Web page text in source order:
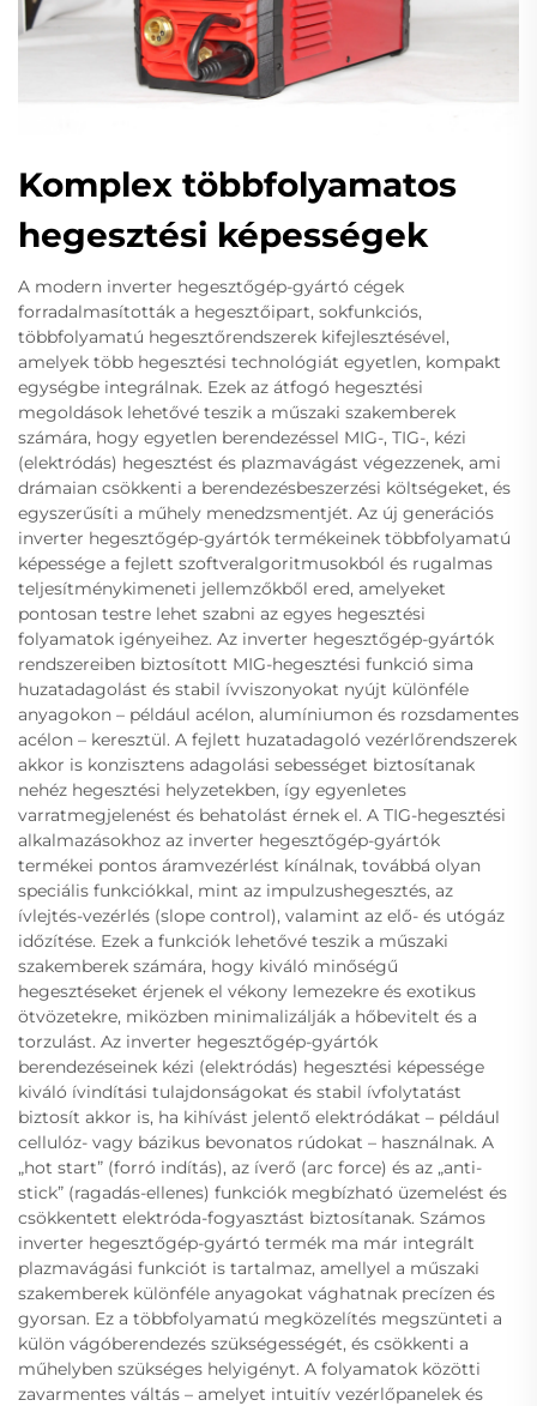
Komplex többfolyamatos
hegesztési képességek
A modern inverter hegesztőgép-gyártó cégek
forradalmasították a hegesztőipart, sokfunkciós,
többfolyamatú hegesztőrendszerek kifejlesztésével,
amelyek több hegesztési technológiát egyetlen, kompakt
egységbe integrálnak. Ezek az átfogó hegesztési
megoldások lehetővé teszik a műszaki szakemberek
számára, hogy egyetlen berendezéssel MIG-, TIG-, kézi
(elektródás) hegesztést és plazmavágást végezzenek, ami
drámaian csökkenti a berendezésbeszerzési költségeket, és
egyszerűsíti a műhely menedzsmentjét. Az új generációs
inverter hegesztőgép-gyártók termékeinek többfolyamatú
képessége a fejlett szoftveralgoritmusokból és rugalmas
teljesítménykimeneti jellemzőkből ered, amelyeket
pontosan testre lehet szabni az egyes hegesztési
folyamatok igényeihez. Az inverter hegesztőgép-gyártók
rendszereiben biztosított MIG-hegesztési funkció sima
huzatadagolást és stabil ívviszonyokat nyújt különféle
anyagokon – például acélon, alumíniumon és rozsdamentes
acélon – keresztül. A fejlett huzatadagoló vezérlőrendszerek
akkor is konzisztens adagolási sebességet biztosítanak
nehéz hegesztési helyzetekben, így egyenletes
varratmegjelenést és behatolást érnek el. A TIG-hegesztési
alkalmazásokhoz az inverter hegesztőgép-gyártók
termékei pontos áramvezérlést kínálnak, továbbá olyan
speciális funkciókkal, mint az impulzushegesztés, az
ívlejtés-vezérlés (slope control), valamint az elő- és utógáz
időzítése. Ezek a funkciók lehetővé teszik a műszaki
szakemberek számára, hogy kiváló minőségű
hegesztéseket érjenek el vékony lemezekre és exotikus
ötvözetekre, miközben minimalizálják a hőbevitelt és a
torzulást. Az inverter hegesztőgép-gyártók
berendezéseinek kézi (elektródás) hegesztési képessége
kiváló ívindítási tulajdonságokat és stabil ívfolytatást
biztosít akkor is, ha kihívást jelentő elektródákat – például
cellulóz- vagy bázikus bevonatos rúdokat – használnak. A
„hot start” (forró indítás), az íverő (arc force) és az „anti-
stick” (ragadás-ellenes) funkciók megbízható üzemelést és
csökkentett elektróda-fogyasztást biztosítanak. Számos
inverter hegesztőgép-gyártó termék ma már integrált
plazmavágási funkciót is tartalmaz, amellyel a műszaki
szakemberek különféle anyagokat vághatnak precízen és
gyorsan. Ez a többfolyamatú megközelítés megszünteti a
külön vágóberendezés szükségességét, és csökkenti a
műhelyben szükséges helyigényt. A folyamatok közötti
zavarmentes váltás – amelyet intuitív vezérlőpanelek és